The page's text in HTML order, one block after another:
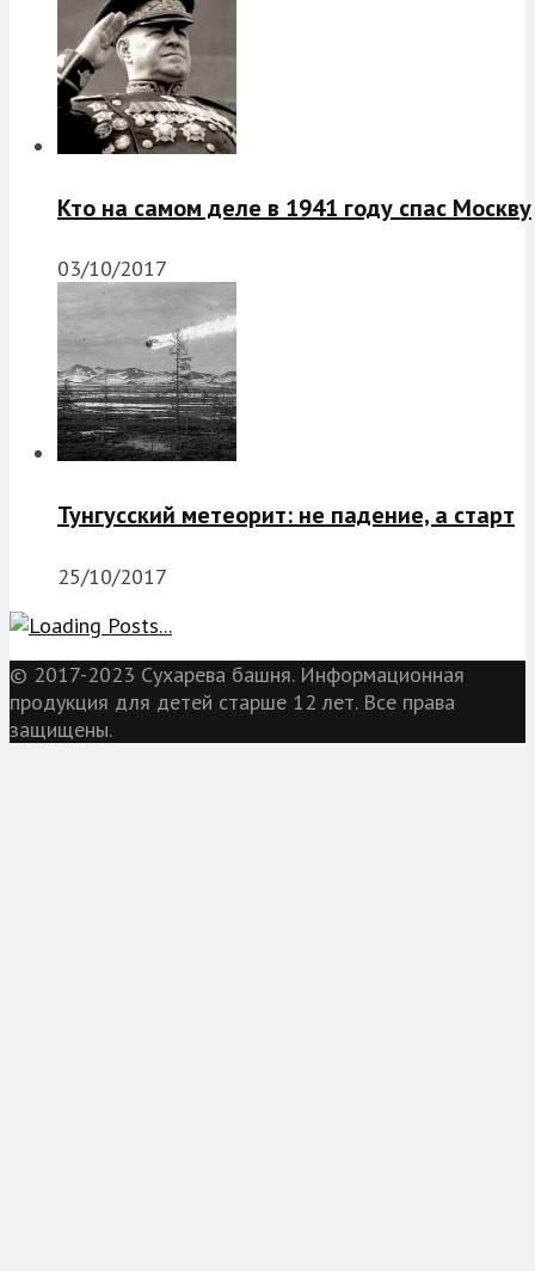
Кто на самом деле в 1941 году спас Москву
03/10/2017
Тунгусский метеорит: не падение, а старт
25/10/2017
© 2017-2023 Сухарева башня. Информационная
продукция для детей старше 12 лет. Все права
защищены.